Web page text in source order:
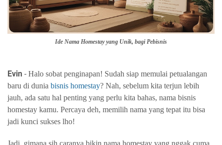
Ide Nama Homestay yang Unik, bagi Pebisnis
Evin - Halo sobat penginapan! Sudah siap memulai petualangan
baru di dunia bisnis homestay? Nah, sebelum kita terjun lebih
jauh, ada satu hal penting yang perlu kita bahas, nama bisnis
homestay kamu. Percaya deh, memilih nama yang tepat itu bisa
jadi kunci sukses lho!
Jadi, gimana sih caranya bikin nama homestay yang nggak cuma